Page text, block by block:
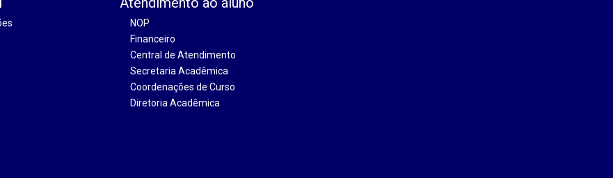
NOP
Financeiro
Central de Atendimento
Secretaria Acadêmica
Coordenações de Curso
Diretoria Acadêmica